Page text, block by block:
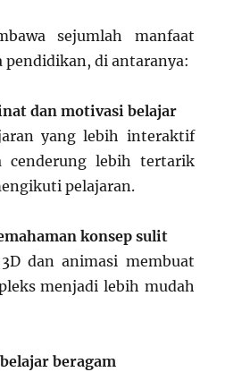
sejumlah manfaat
di antaranya:
dan motivasi belajar
yang lebih interaktif
cenderung lebih tertarik
pelajaran.
konsep sulit
dan animasi membuat
menjadi lebih mudah
beragam